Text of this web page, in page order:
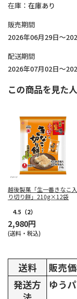
在庫
在庫あり
販売期間
2026年06月29日～
配送期間
2026年07月02日～
この商品を見た
越後製菓「生一番きなこ入
り切り餅」210g×12袋
4.5 （2）
2,980円
(送料・税込)
送料
販売
発送方
ゆう